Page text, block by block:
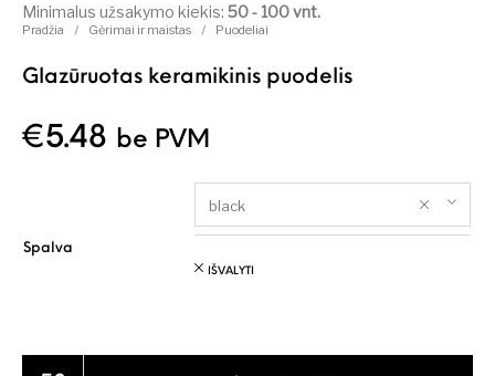
Pradžia / Gėrimai ir maistas / Puodeliai
Glazūruotas keramikinis puodelis
€5.48 be PVM
Spalva
black
IŠVALYTI
Minimalus užsakymo kiekis:50 - 100 vnt.